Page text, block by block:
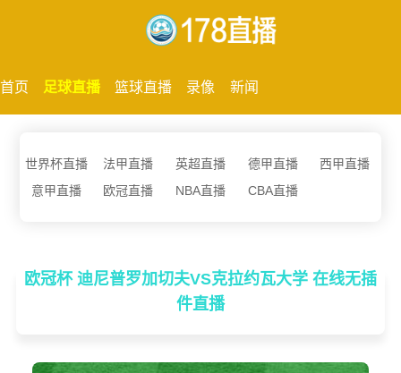
首页 足球直播 篮球直播 录像 新闻
世界杯直播 法甲直播 英超直播 德甲直播
西甲直播
意甲直播
欧冠直播 NBA直播 CBA直播
欧冠杯 迪尼普罗加切夫VS克拉约瓦大学 在线无插
件直播